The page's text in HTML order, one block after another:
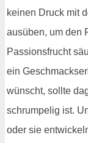
keinen Druck mit
ausüben, um den
Passionsfrucht
ein
wünscht, sollte
schrumpelig ist.
oder sie